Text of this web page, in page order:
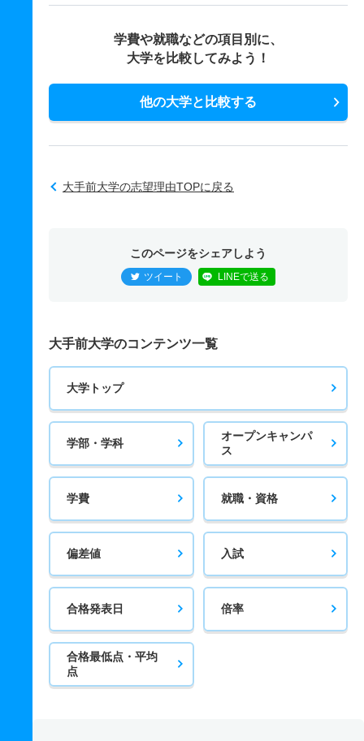
学費や就職などの項目別に、
大学を比較してみよう！
他の大学と比較する
大手前大学の志望理由TOPに戻る
このページをシェアしよう
ツイート LINEで送る
大手前大学のコンテンツ一覧
大学トップ
学部・学科
オープンキャンパ
ス
学費 就職・資格
偏差値 入試
合格発表日 倍率
合格最低点・平均
点